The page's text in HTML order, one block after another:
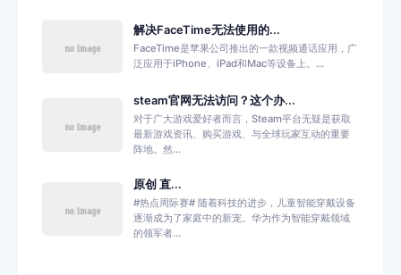
解决FaceTime无法使用的...
FaceTime是苹果公司推出的一款视频通话应用，广
泛应用于iPhone、iPad和Mac等设备上。...
steam官网无法访问？这个办...
对于广大游戏爱好者而言，Steam平台无疑是获取
最新游戏资讯、购买游戏、与全球玩家互动的重要
阵地。然...
原创 直...
#热点周际赛# 随着科技的进步，儿童智能穿戴设备
逐渐成为了家庭中的新宠。华为作为智能穿戴领域
的领军者...